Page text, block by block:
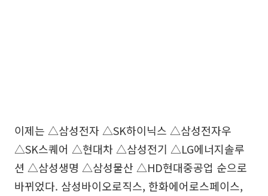
이제는 △삼성전자 △SK하이닉스 △삼성전자우
△SK스퀘어 △현대차 △삼성전기 △LG에너지솔루
션 △삼성생명 △삼성물산 △HD현대중공업 순으로
바뀌었다. 삼성바이오로직스, 한화에어로스페이스,